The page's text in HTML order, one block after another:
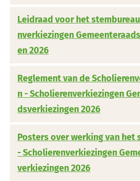
Leidraad voor het
nverkiezingen
en 2026
Reglement van de
n - Scholierenverkiezingen
dsverkiezingen 2026
Posters over werking van het
- Scholierenverkiezingen
verkiezingen 2026